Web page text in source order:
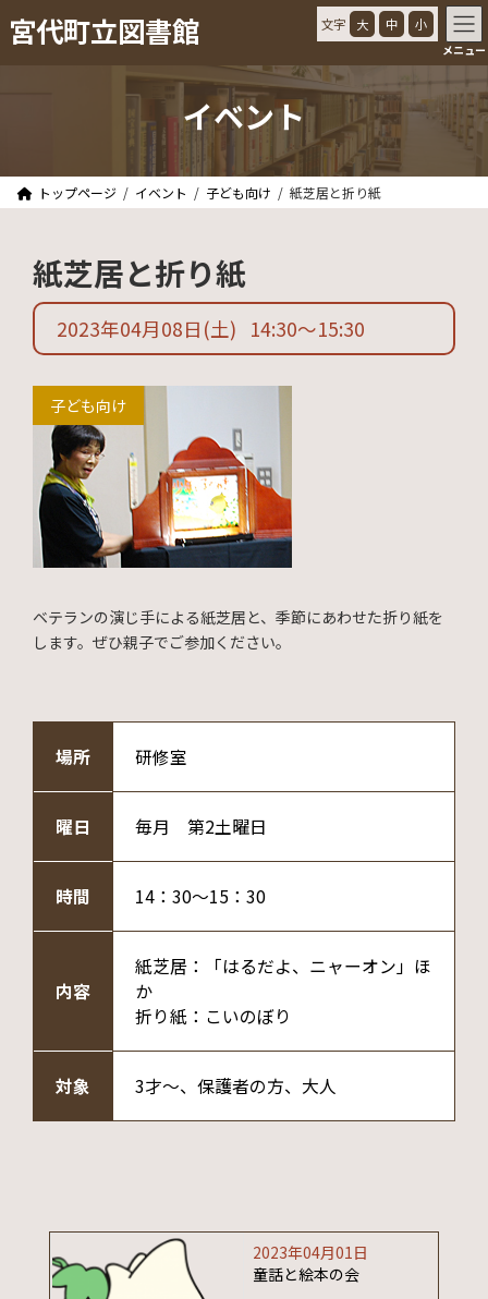
ン
プ
ビ
動
宮代町立図書館 文字 大 中 小
メニュー
イベント
トップページ イベント 子ども向け 紙芝居と折り紙
紙芝居と折り紙
2023年04月08日 (土) 14:30〜15:30
子ども向け
ベテランの演じ手による紙芝居と、季節にあわせた折り紙を
します。ぜひ親子でご参加ください。
場所 研修室
曜日 毎月 第2土曜日
時間 14：30～15：30
内容
紙芝居：「はるだよ、ニャーオン」ほ
か
折り紙：こいのぼり
対象 3才～、保護者の方、大人
2023年04月01日
童話と絵本の会